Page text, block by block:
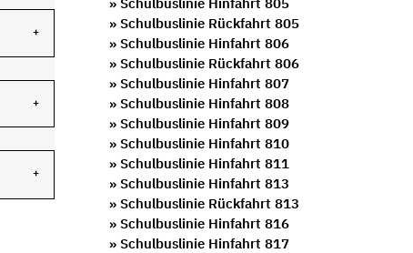
» Schulbuslinie Rückfahrt 805
» Schulbuslinie Hinfahrt 806
» Schulbuslinie Rückfahrt 806
» Schulbuslinie Hinfahrt 807
» Schulbuslinie Hinfahrt 808
» Schulbuslinie Hinfahrt 809
» Schulbuslinie Hinfahrt 810
» Schulbuslinie Hinfahrt 811
» Schulbuslinie Hinfahrt 813
» Schulbuslinie Rückfahrt 813
» Schulbuslinie Hinfahrt 816
» Schulbuslinie Hinfahrt 817